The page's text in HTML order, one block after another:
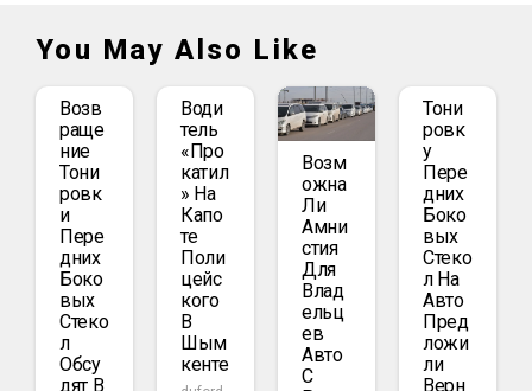
You May Also Like
Возв
Раще
Ние
Тони
Ровк
И
Пере
Дних
Боко
Вых
Стеко
Л
Обсу
Дят В
Води
Тель
«про
Катил
» На
Капо
Те
Поли
Цейс
Кого
В
Шым
Кенте
Возм
Ожна
Ли
Амни
Стия
Для
Влад
Ельц
Ев
Авто
С
Тони
Ровк
У
Пере
Дних
Боко
Вых
Стеко
Л На
Авто
Пред
Ложи
Ли
Верн